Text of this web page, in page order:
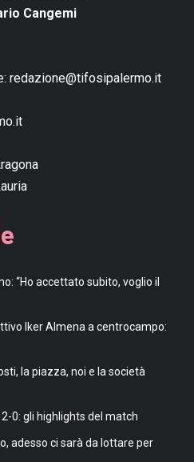
Cangemi
redazione@tifosipalermo.it
“Ho accettato subito, voglio il
Iker Almena a centrocampo:
la piazza, noi e la società
0: gli highlights del match
adesso ci sarà da lottare per